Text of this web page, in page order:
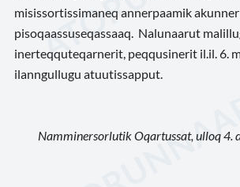
misissortissimaneq annerpaamik
pisoqaassuseqassaaq. Nalunaarut
inerteqquteqarnerit, peqqusinerit il.il. 6.
ilanngullugu atuutissapput.
Namminersorlutik Oqartussat, ulloq 4.